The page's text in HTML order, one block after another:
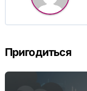
Пригодиться